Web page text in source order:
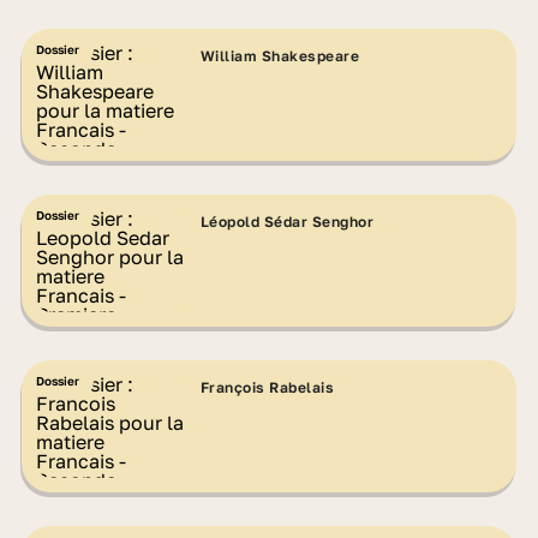
Dossier William Shakespeare
Dossier Léopold Sédar Senghor
Dossier François Rabelais